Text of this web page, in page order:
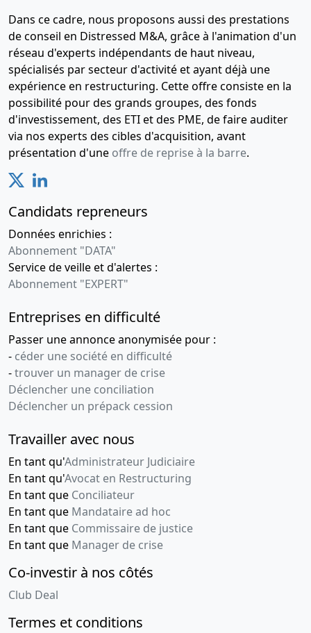
Dans ce cadre, nous proposons aussi des prestations
de conseil en Distressed M&A, grâce à l'animation d'un
réseau d'experts indépendants de haut niveau,
spécialisés par secteur d'activité et ayant déjà une
expérience en restructuring. Cette offre consiste en la
possibilité pour des grands groupes, des fonds
d'investissement, des ETI et des PME, de faire auditer
via nos experts des cibles d'acquisition, avant
présentation d'une offre de reprise à la barre.
Candidats repreneurs
Données enrichies :
Abonnement "DATA"
Service de veille et d'alertes :
Abonnement "EXPERT"
Entreprises en difficulté
Passer une annonce anonymisée pour :
- céder une société en difficulté
-trouver un manager de crise
Déclencher une conciliation
Déclencher un prépack cession
Travailler avec nous
En tant qu'Administrateur Judiciaire
En tant qu'Avocat en Restructuring
En tant que Conciliateur
En tant que Mandataire ad hoc
En tant que Commissaire de justice
En tant que Manager de crise
Co-investir à nos côtés
Club Deal
Termes et conditions